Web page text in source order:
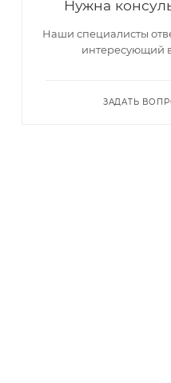
Нужна
Наши специалисты
интересующий
ЗАДАТЬ